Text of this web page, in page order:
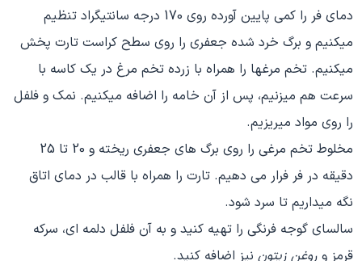
دمای فر را کمی پایین آورده روی 170 درجه سانتی‮گراد تنظیم
می‮کنیم و برگ خرد شده جعفری را روی سطح کراست تارت پخش
می‮کنیم. تخم مرغ‮ها را همراه با زرده تخم مرغ در یک کاسه با
سرعت هم می‮زنیم، پس از آن خامه را اضافه می‮کنیم. نمک و فلفل
را روی مواد می‮ریزیم.
مخلوط تخم مرغی را روی برگ‮ های جعفری ریخته و 02 تا 52
دقیقه در فر فرار می‮ دهیم. تارت را همراه با قالب در دمای اتاق
نگه می‮داریم تا سرد شود.
سالسای گوجه‮ فرنگی را تهیه کنید و به آن فلفل دلمه‮ ای، سرکه
قرمز وروغن زیتون نیز اضافه کنید.